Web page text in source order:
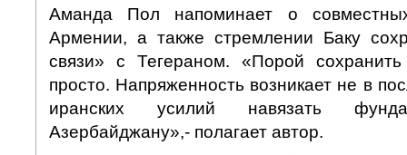
Аманда Пол напоминает о
Армении, а также стремлении Баку
связи» с Тегераном. «Порой
просто. Напряженность возникает не в
иранских усилий навязать
Азербайджану»,- полагает автор.